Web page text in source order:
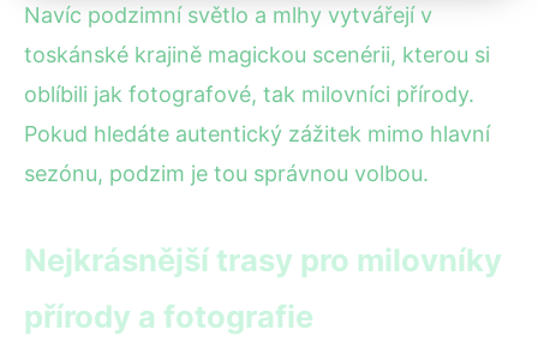
Navíc podzimní světlo a mlhy vytvářejí v
toskánské krajině magickou scenérii, kterou si
oblíbili jak fotografové, tak milovníci přírody.
Pokud hledáte autentický zážitek mimo hlavní
sezónu, podzim je tou správnou volbou.
Nejkrásnější trasy pro milovníky
přírody a fotografie